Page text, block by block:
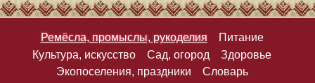
Ремёсла, промыслы, рукоделия
Питание
Культура, искусство
Сад, огород
Здоровье
Экопоселения, праздники
Словарь